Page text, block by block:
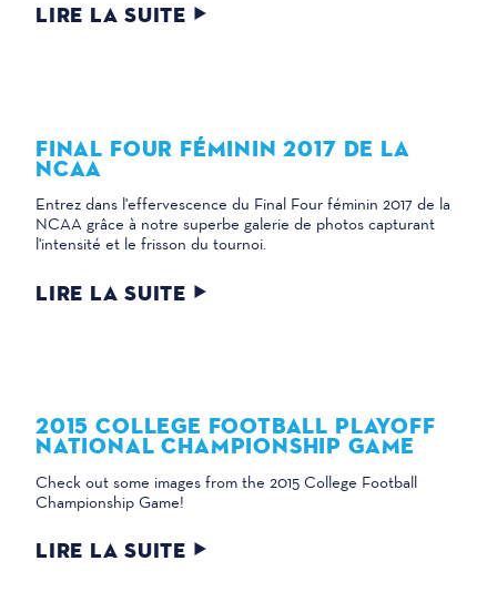
LIRE LA SUITE
FINAL FOUR FÉMININ 2017 DE LA
NCAA
Entrez dans l'effervescence du Final Four féminin 2017 de la
NCAA grâce à notre superbe galerie de photos capturant
l'intensité et le frisson du tournoi.
LIRE LA SUITE
2015 COLLEGE FOOTBALL PLAYOFF
NATIONAL CHAMPIONSHIP GAME
Check out some images from the 2015 College Football
Championship Game!
LIRE LA SUITE